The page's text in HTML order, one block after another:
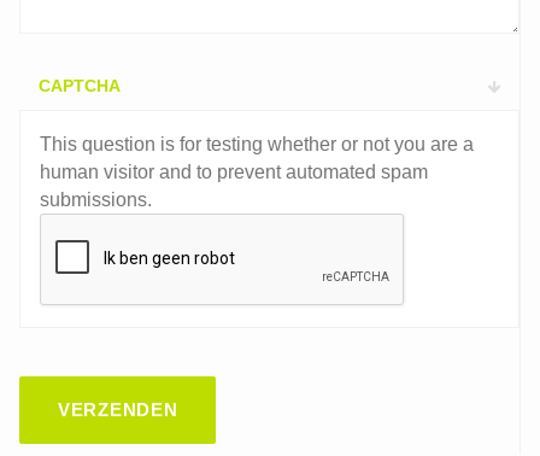
CAPTCHA
This question is for testing whether or not you are a
human visitor and to prevent automated spam
submissions.